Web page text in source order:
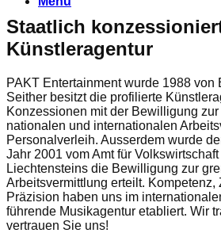
Staatlich
Künstleragentur
PAKT Entertainment wurde 1988 von
Seither besitzt die profilierte
Konzessionen mit der Bewilligung
nationalen und internationalen
Personalverleih. Ausserdem wurde
Jahr 2001 vom Amt für
Liechtensteins die Bewilligung zur
Arbeitsvermittlung erteilt. Kompetenz,
Präzision haben uns im
führende Musikagentur etabliert. Wir
vertrauen Sie uns!